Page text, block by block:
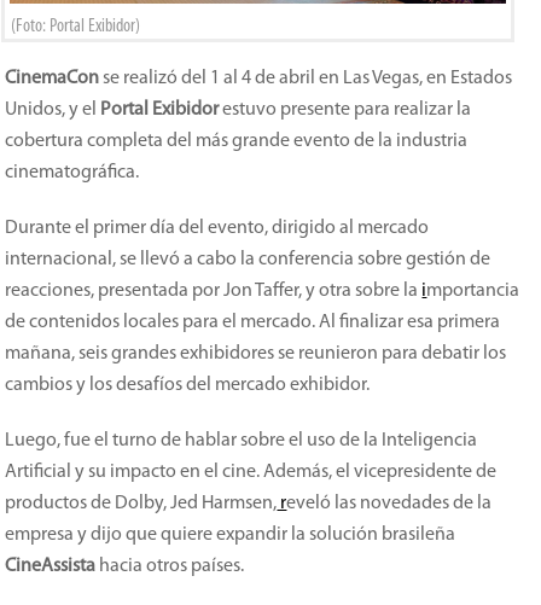
(Foto: Portal Exibidor)
CinemaConse realizó del 1 al 4 de abril en Las Vegas, en Estados
Unidos, y el
Portal Exibidorestuvo presente para realizar la
cobertura completa del más grande evento de la industria
cinematográfica.
Durante el primer día del evento, dirigido al mercado
internacional, se llevó a cabo la conferencia sobre gestión de
reacciones, presentada por Jon Taffer, y otra sobre la importancia
de contenidos locales para el mercado. Al finalizar esa primera
mañana, seis grandes exhibidores se reunieron para debatir los
cambios y los desafíos del mercado exhibidor.
Luego, fue el turno de hablar sobre el uso de la Inteligencia
Artificial y su impacto en el cine. Además, el vicepresidente de
productos de Dolby, Jed Harmsen, reveló las novedades de la
empresa y dijo que quiere expandir la solución brasileña
CineAssista hacia otros países.